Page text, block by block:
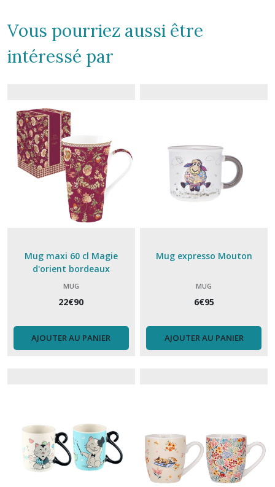
Vous pourriez aussi être
intéressé par
Mug maxi 60 cl Magie
d'orient bordeaux
MUG
22€90
AJOUTER AU PANIER
Mug expresso Mouton
MUG
6€95
AJOUTER AU PANIER